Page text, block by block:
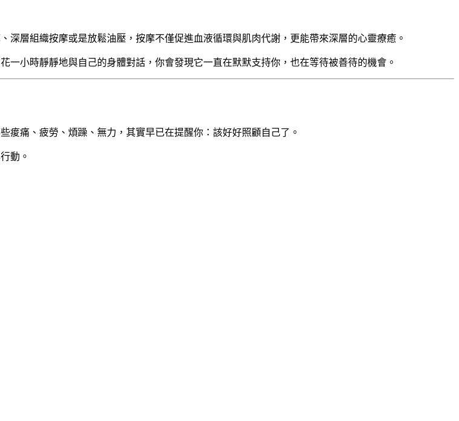
深層組織按摩或是放鬆油壓，按摩不僅促進血液循環與肌肉代謝，更能帶來深層的心靈療癒。
小時靜靜地與自己的身體對話，你會發現它一直在默默支持你，也在等待被善待的機會。
痛、疲勞、煩躁、無力，其實早已在提醒你：該好好照顧自己了。
動。